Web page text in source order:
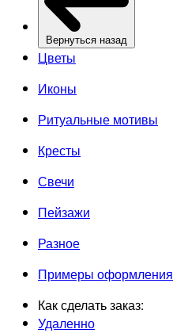
Вернуться назад
Цветы
Иконы
Ритуальные мотивы
Кресты
Свечи
Пейзажи
Разное
Примеры оформления
Как сделать заказ:
Удаленно